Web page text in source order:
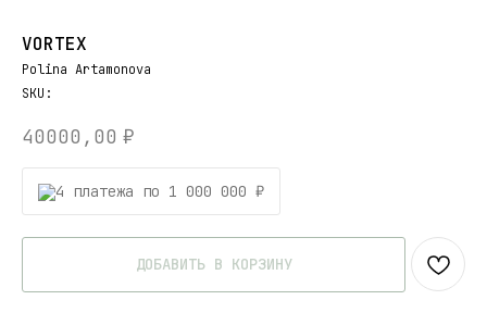
VORTEX
Polina Artamonova
SKU:
40000,00 ₽
4 платежа по 1 000 000 ₽
ДОБАВИТЬ В КОРЗИНУ